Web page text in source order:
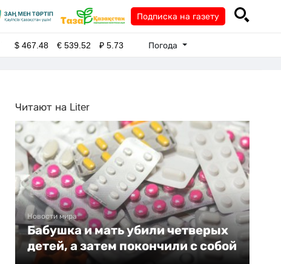
Подписка на газету
$467.48 €539.52 ₽5.73 Погода
Читают на Liter
Новости мира
Бабушка и мать убили четверых
детей, а затем покончили с собой